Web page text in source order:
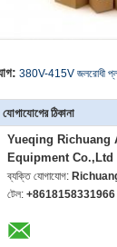
380V-415V জলরোধী
যোগাযোগের ঠিকানা
Yueqing Richuang
Equipment Co.,Ltd
ব্যক্তি যোগাযোগ:
টেল: +8618158331966